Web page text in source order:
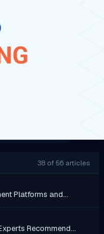
38 of 56 articles
Platforms and…
Recommend…